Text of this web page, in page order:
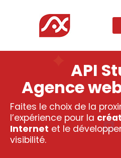
API
Agence
Faites le choix de la
l’expérience pour la
Internet et le
visibilité.